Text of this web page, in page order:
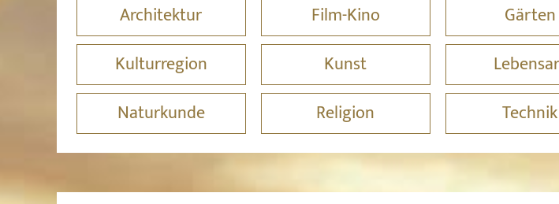
Architektur Film-Kino Gärten
Kulturregion
Kunst
Naturkunde
Religion Technik